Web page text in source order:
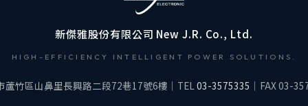
新傑雅股份有限公司 New J.R. Co., Ltd.
HIGH-EFFICIENCY INTELLIGENT POWER SOLUTIONS.
蘆竹區山鼻里長興路二段72巷17號6樓｜TEL 03-3575335 ｜FAX 03-